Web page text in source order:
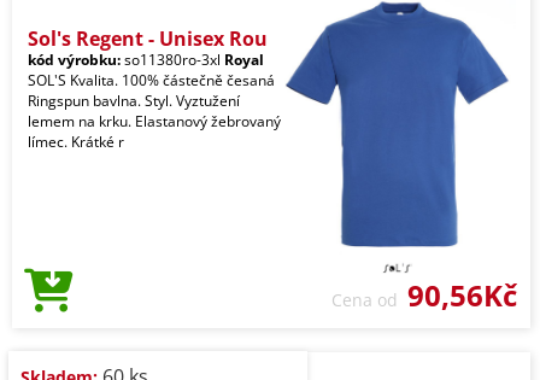
Sol's Regent - Unisex Rou
kód výrobku:so11380ro-3xl Royal
SOL'S Kvalita. 100% částečně česaná
Ringspun bavlna. Styl. Vyztužení
lemem na krku. Elastanový žebrovaný
límec. Krátké r
Cena od 90,56Kč